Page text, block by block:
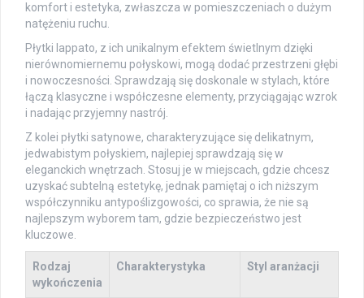
komfort i estetyka, zwłaszcza w pomieszczeniach o dużym
natężeniu ruchu.
Płytki lappato, z ich unikalnym efektem świetlnym dzięki
nierównomiernemu połyskowi, mogą dodać przestrzeni głębi
i nowoczesności. Sprawdzają się doskonale w stylach, które
łączą klasyczne i współczesne elementy, przyciągając wzrok
i nadając przyjemny nastrój.
Z kolei płytki satynowe, charakteryzujące się delikatnym,
jedwabistym połyskiem, najlepiej sprawdzają się w
eleganckich wnętrzach. Stosuj je w miejscach, gdzie chcesz
uzyskać subtelną estetykę, jednak pamiętaj o ich niższym
współczynniku antypoślizgowości, co sprawia, że nie są
najlepszym wyborem tam, gdzie bezpieczeństwo jest
kluczowe.
Rodzaj
wykończenia
Charakterystyka Styl aranżacji